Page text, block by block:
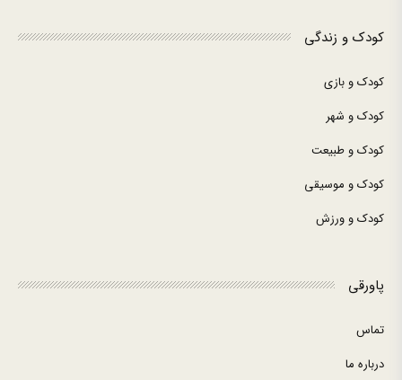
کودک و زندگی
کودک و بازی
کودک و شهر
کودک و طبیعت
کودک و موسیقی
کودک و ورزش
پاورقی
تماس
درباره ما